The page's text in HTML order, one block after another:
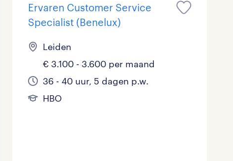
Commercieel / Verkoop
HAVO/VWO 0
MBO
17 - 24 uur 4
37 - 40+ uur 0
Tijdelijk met uitzicht op vast 5
Ervaren Customer Service
Specialist (Benelux)
Leiden
€ 3.100 - 3.600 per maand
36 - 40 uur, 5 dagen p.w.
HBO